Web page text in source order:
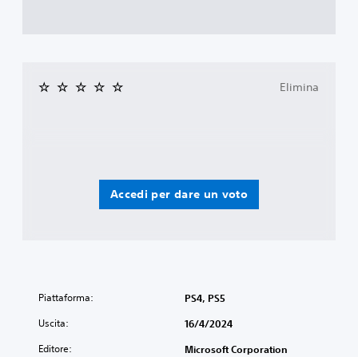
Accedi per dare un voto
Elimina
Piattaforma: PS4, PS5
Uscita: 16/4/2024
Editore: Microsoft Corporation